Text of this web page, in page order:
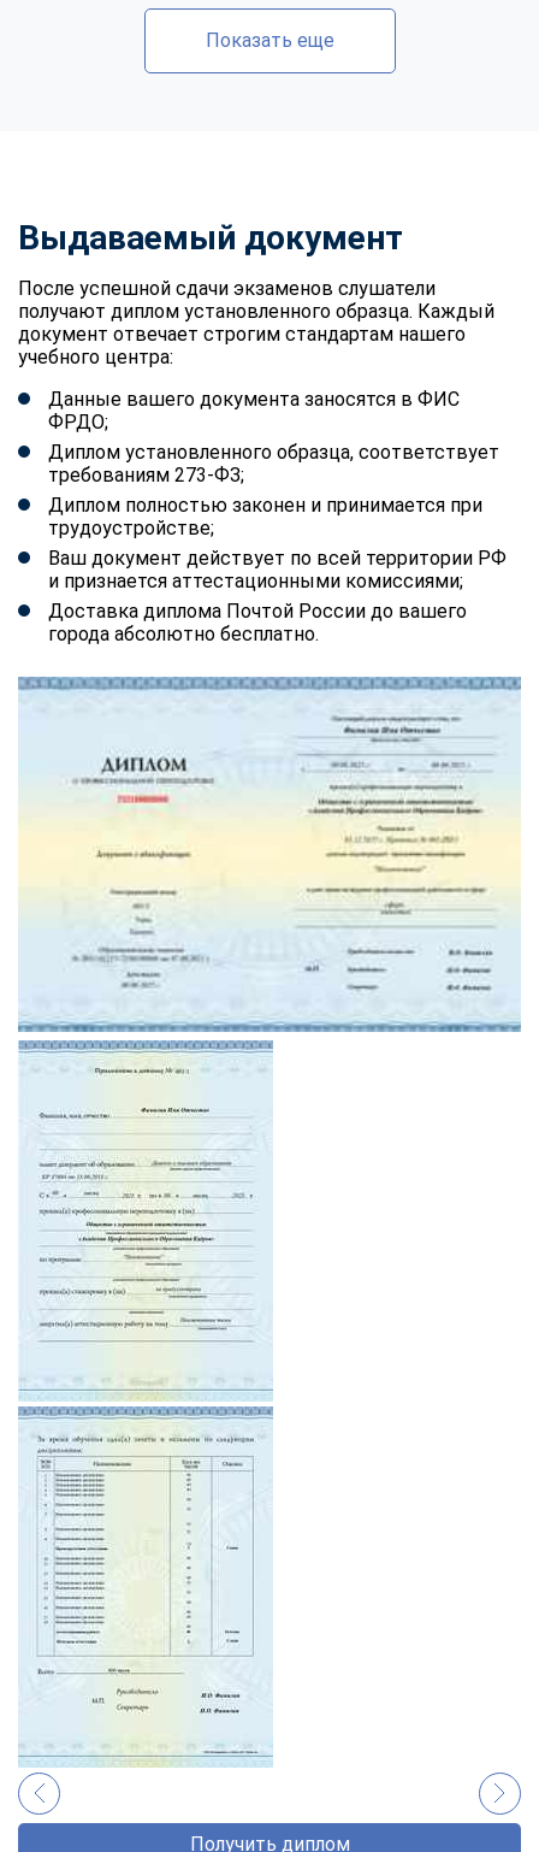
Показать еще
Выдаваемый документ
После успешной сдачи экзаменов слушатели
получают диплом установленного образца. Каждый
документ отвечает строгим стандартам нашего
учебного центра:
Данные вашего документа заносятся в ФИС
ФРДО;
Диплом установленного образца, соответствует
требованиям 273-ФЗ;
Диплом полностью законен и принимается при
трудоустройстве;
Ваш документ действует по всей территории РФ
и признается аттестационными комиссиями;
Доставка диплома Почтой России до вашего
города абсолютно бесплатно.
Получить диплом